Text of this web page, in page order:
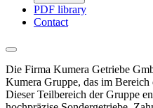
PDF library
Contact
Die Firma Kumera Getriebe
Kumera Gruppe, das im
Dieser Teilbereich der Gruppe